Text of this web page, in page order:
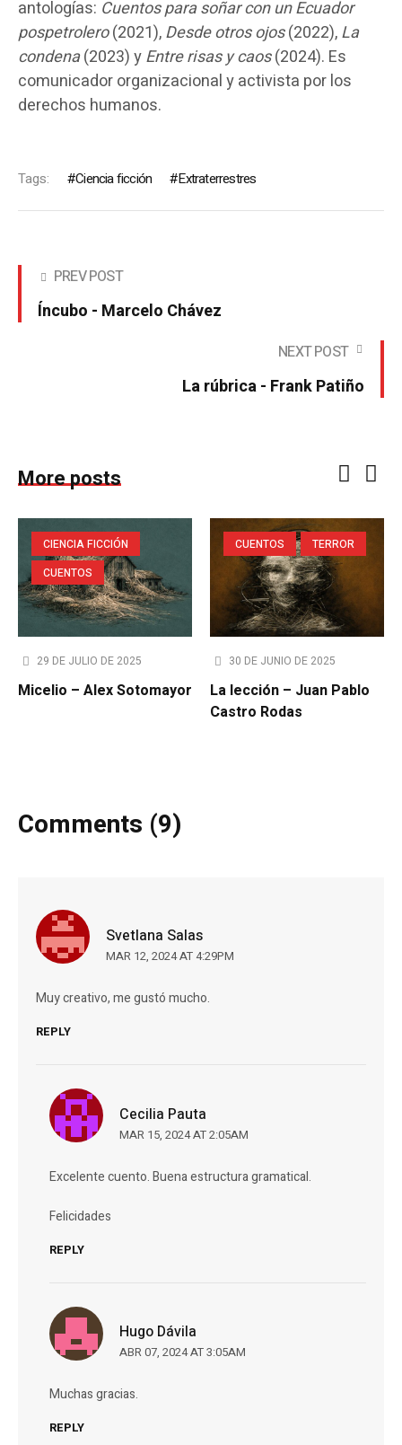
antologías: Cuentos para soñar con un Ecuador
pospetrolero(2021),Desde otros ojos(2022),La
condena(2023) yEntre risas y caos(2024). Es
comunicador organizacional y activista por los
derechos humanos.
Tags: Ciencia ficción Extraterrestres
PREV POST
Íncubo - Marcelo Chávez
NEXT POST
La rúbrica - Frank Patiño
More posts
CIENCIA FICCIÓN
CUENTOS
29 DE JULIO DE 2025
Micelio – Alex Sotomayor
CUENTOS TERROR
30 DE JUNIO DE 2025
La lección – Juan Pablo
Castro Rodas
Comments (9)
Svetlana Salas
MAR 12, 2024 AT 4:29PM
Muy creativo, me gustó mucho.
REPLY
Cecilia Pauta
MAR 15, 2024 AT 2:05AM
Excelente cuento. Buena estructura gramatical.
Felicidades
REPLY
Hugo Dávila
ABR 07, 2024 AT 3:05AM
Muchas gracias.
REPLY